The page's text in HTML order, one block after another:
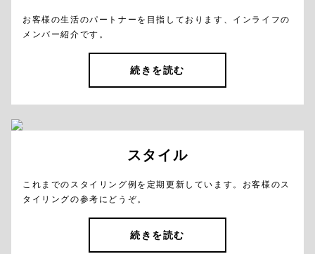
お客様の生活のパートナーを目指しております、インライフの
メンバー紹介です。
続きを読む
スタイル
これまでのスタイリング例を定期更新しています。お客様のス
タイリングの参考にどうぞ。
続きを読む